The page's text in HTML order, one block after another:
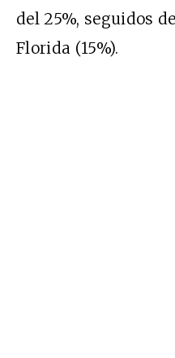
del 25%, seguidos
Florida (15%).